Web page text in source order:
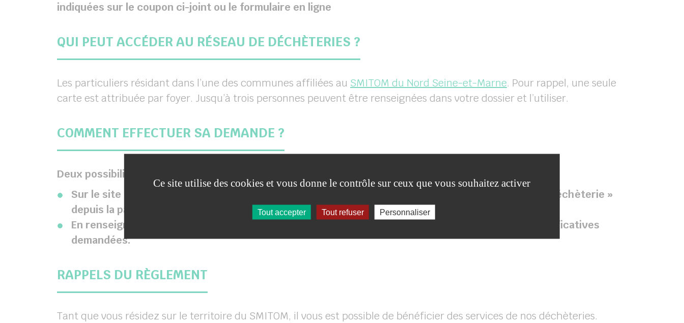
indiquées sur le coupon ci-joint ou le formulaire en ligne
QUI PEUT ACCÉDER AU RÉSEAU DE DÉCHÈTERIES ?
Les particuliers résidant dans l’une des communes affiliées au SMITOM du Nord Seine-et-Marne. Pour rappel, une seule
carte est attribuée par foyer. Jusqu’à trois personnes peuvent être renseignées dans votre dossier et l’utiliser.
COMMENT EFFECTUER SA DEMANDE ?
Deux possibilités :
Sur le site internet du SMITOM :
en cliquant sur « Demander une carte de déchèterie »
depuis la page d’accueil.
En renseignant et en renvoyant le coupon joint à l’article par courrier accompagné des pièces justificatives
demandées.
RAPPELS DU RÈGLEMENT
Tant que vous résidez sur le territoire du SMITOM, il vous est possible de bénéficier des services de nos déchèteries.
Ce site utilise des cookies et vous donne le contrôle sur ceux que vous souhaitez activer
Tout accepter Tout refuser Personnaliser